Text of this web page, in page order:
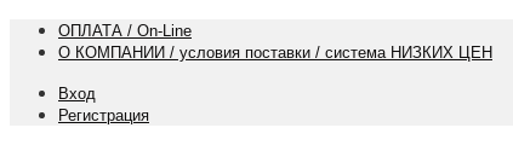
ОПЛАТА / On-Line
О КОМПАНИИ / условия поставки / система НИЗКИХ ЦЕН
Вход
Регистрация